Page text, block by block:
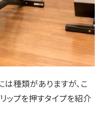
は種類がありますが、こ
ップを押すタイプを紹介